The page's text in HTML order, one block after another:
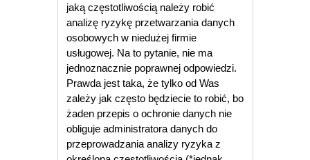
jaką częstotliwością należy robić
analizę ryzykę przetwarzania danych
osobowych w niedużej firmie
usługowej. Na to pytanie, nie ma
jednoznacznie poprawnej odpowiedzi.
Prawda jest taka, że tylko od Was
zależy jak często będziecie to robić, bo
żaden przepis o ochronie danych nie
obliguje administratora danych do
przeprowadzania analizy ryzyka z